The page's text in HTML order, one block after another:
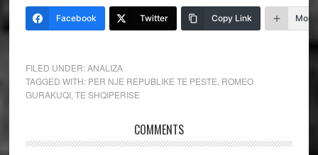
Facebook Twitter Copy Link More
FILED UNDER:ANALIZA
TAGGED WITH: PER NJE REPUBLIKE TE PESTE ROMEO
GURAKUQI, TE SHQIPERISE
COMMENTS